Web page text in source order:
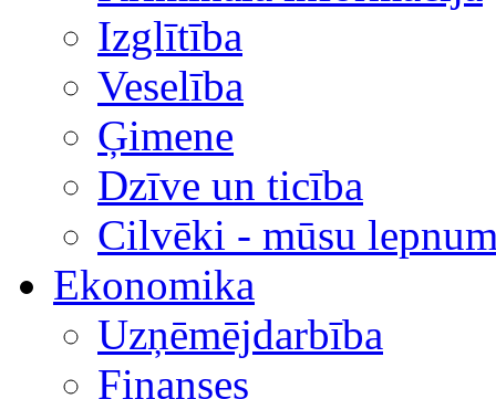
Izglītība
Veselība
Ģimene
Dzīve un ticība
Cilvēki - mūsu
Ekonomika
Uzņēmējdarbība
Finanses